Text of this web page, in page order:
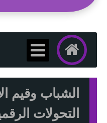
الشباب وقيم
التحولات